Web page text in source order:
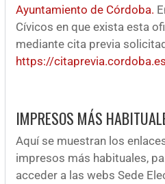
Ayuntamiento de Córdoba.
Cívicos en que exista esta
mediante cita previa
https://
IMPRESOS MÁS
Aquí se muestran los
impresos más habituales,
acceder a las webs Sede